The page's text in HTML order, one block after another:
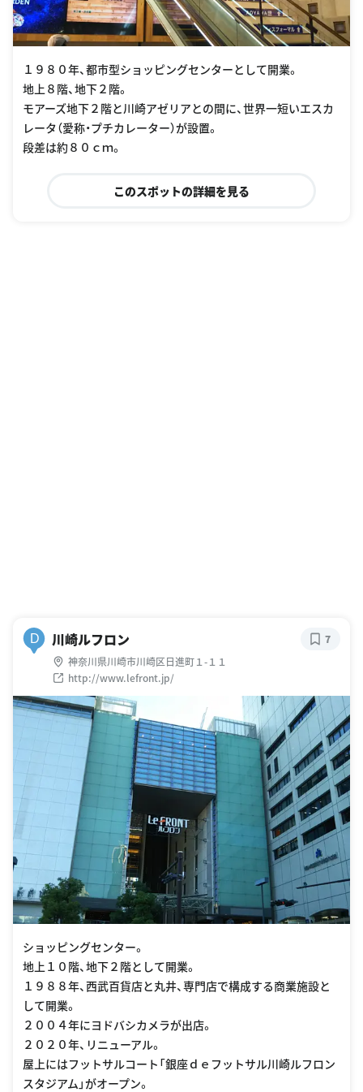
１９８０年、都市型ショッピングセンターとして開業。
地上８階、地下２階。
モアーズ地下２階と川崎アゼリアとの間に、世界一短いエスカ
レータ（愛称・プチカレーター）が設置。
段差は約８０ｃｍ。
このスポットの詳細を見る
D 川崎ルフロン
神奈川県川崎市川崎区日進町１-１１
http://www.lefront.jp/
7
ショッピングセンター。
地上１０階、地下２階として開業。
１９８８年、西武百貨店と丸井、専門店で構成する商業施設と
して開業。
２００４年にヨドバシカメラが出店。
２０２０年、リニューアル。
屋上にはフットサルコート「銀座ｄｅフットサル川崎ルフロン
スタジアム」がオープン。